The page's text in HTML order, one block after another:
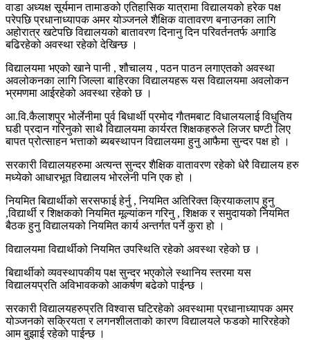
वाडा अध्यक्ष सूर्यमान तामाङको एतिहासिक यात्रामा विद्यालयको हरेक पक्ष
परेपछि प्रधानाध्यापक अमर योञ्जनले शैक्षिक वातावरण बनाउनका लागि
अहोरात्र खटेपछि विद्यालयको बातावरण दिनानु दिन परिवर्तनतर्फ अगाडि
बढिरहेको अवस्था रहेको देखिन्छ ।
विद्यालयमा भएको खाने पानी , शौचालय , पठन पाठन लगाएतको अवस्था
अवलोकनका लागि जिल्ला बाहिरका विद्यालयहरू यस विद्यालयमा अवलोकन
भ्रमणमा आईरहेको अवस्था रहेको छ ।
आ.वि.कैलाशपुर भाेर्लेनीमा पुर्व बिधार्थी प्रमाेद गाैतमबाट विधालयलाई विधुतिय
घडी प्रदान गरिनुको साथै विद्यालयमा कार्यरत शिक्षकहरुले लिजर घण्टी लिए
बापत प्रोत्साहन भत्ताको ब्यबस्थापन विद्यालयमा हुनु आफैमा सुन्दर पक्ष हो ।
सरकारी विद्यालयहरुमा अत्यन्त सुन्दर शैक्षिक वातावरण रहेको धेरै विद्यालय हरु
मध्येको आधारभूत विद्यालय भोरलेनी पनि एक हो ।
नियमित बिद्यार्थीको सरसफाई हेर्नु , नियमित अतिरिक्त क्रियाकलाप हुनु
,विद्यार्थी र शिक्षकको नियमित मूल्यांकन गरिनु , शिक्षक र समुदायको नियमित
बैठक हुनु विद्यालयको नियमित कार्य अन्तर्गत पर्ने कुरा हो ।
विद्यालयमा विद्यार्थीको नियमित उपस्थिति रहेको अवस्था रहेको छ ।
बिद्यार्थीको व्यवस्थापकीय पक्ष सुन्दर भएकोले स्थानिय स्तरमा यस
विद्यालयप्रति अविभावकको आकर्षण बढेको पाईन्छ ।
सरकारी विद्यालयहरुप्रति विश्वास घटिरहेको अवस्थामा प्रधानाध्यापक अमर
योञ्जनको सक्रियता र लगनशीलताको कारण विद्यालयले फडको मारिरहेको
आम बुझाई रहेको पाईन्छ ।